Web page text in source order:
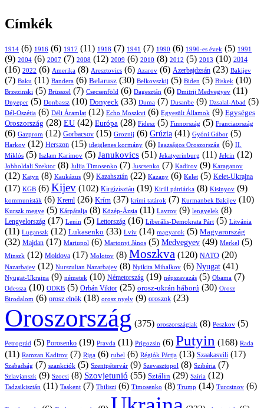
Címkék
1914 (6) 1916 (6) 1917 (11) 1918 (7) 1941 (7) 1990 (6) 1990-es évek (5) 1991
(9) 2004 (6) 2007 (7) 2008 (12) 2009 (6) 2010 (8) 2012 (5) 2013 (10) 2014
(16) 2022 (6) Amerika (8) Aresztovics (6) Azarov (6) Azerbajdzsán (23) Bakijev
(7) Baku (11) Bandera (6) Belarusz (30) Belkovszkij (5) Biden (5) Biskek (10)
Brzezinski (5) Brüsszel (7) Csecsenföld (6) Dagesztán (6) Dmitrij Medvegyev (11)
Dnyeper (5) Donbassz (10) Donyeck (33) Duma (7) Dusanbe (9) Dzsalal-Abad (5)
Dél-Oszétia (6) Déli Áramlat (12) Echo Moszkvi (6) Egyesült Államok (9) Egységes
Oroszország (28) EU (42) Európa (28) Fidesz (5) Finnország (5) Franciaország
(6) Gazprom (12) Gorbacsov (15) Groznij (6) Grúzia (41) Gyóni Gábor (5)
Harkov (12) Herszon (15) ideiglenes kormány (6) Igazságos Oroszország (6) II.
Miklós (5) Iszlam Karimov (5) Janukovics (51) Jekatyerinburg (11) Jelcin (12)
Jobboldali Szektor (8) Julija Timosenko (7) Juscsenko (7) Kadirov (9) Karaganov
(12) Katyn (8) Kaukázus (9) Kazahsztán (22) Kazany (6) Kelet (5) Kelet-Ukrajna
(17) KGB (6) Kijev (102) Kirgizisztán (19) Kirill pátriárka (8) Kisinyov (9)
kommunisták (6) Kreml (26) Krím (37) krími tatárok (7) Kurmanbek Bakijev (10)
Kurszk megye (5) Kárpátalja (8) Közép-Ázsia (11) Lavrov (9) lengyelek (8)
Lengyelország (17) Lenin (5) Lettország (16) Liberális-Demokrata Párt (5) Litvánia
(11) Luganszk (12) Lukasenko (33) Lviv (14) magyarok (5) Magyarország
(32) Majdan (17) Mariupol (6) Martonyi János (5) Medvegyev (49) Merkel (5)
Minszk (12) Moldova (17) Molotov (8) Moszkva (120) NATO (20)
Nazarbajev (12) Nurszultan Nazarbajev (8) Nyikita Mihalkov (6) Nyugat (41)
Nyugat-Ukrajna (9) németek (10) Németország (19) népszavazás (5) Obama (7)
Odessza (10) ODKB (5) Orbán Viktor (25) orosz-ukrán háború (30) Orosz
Birodalom (6) orosz elnök (18) orosz nyelv (9) oroszok (23)
Oroszország (375) oroszországiak (8) Peszkov (5)
Petrográd (5) Porosenko (19) Pravda (11) Prigozsin (6) Putyin (168) Rada
(11) Ramzan Kadirov (7) Riga (6) rubel (6) Régiók Pártja (13) Szaakasvili (17)
Szabadság (7) szankciók (5) Szentpétervár (9) Szevasztopol (8) Szibéria (7)
Szlavjanszk (9) Szocsi (8) Szovjetunió (55) Sztálin (29) Szíria (12)
Tadzsikisztán (11) Taskent (7) Tbiliszi (6) Timosenko (8) Trump (14) Turcsinov (6)